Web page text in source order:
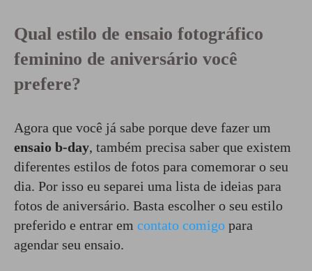
Qual estilo de ensaio fotográfico
feminino de aniversário você
prefere?
Agora que você já sabe porque deve fazer um
ensaio b-day, também precisa saber que existem
diferentes estilos de fotos para comemorar o seu
dia. Por isso eu separei uma lista de ideias para
fotos de aniversário. Basta escolher o seu estilo
preferido e entrar em contato comigo para
agendar seu ensaio.